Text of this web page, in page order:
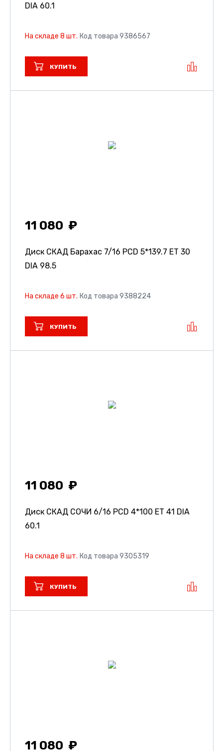
DIA 60.1
На складе 8 шт. Код товара 9386567
КУПИТЬ
11 080
Диск СКАД Барахас 7/16 PCD 5*139.7 ET 30
DIA 98.5
На складе 6 шт. Код товара 9388224
КУПИТЬ
11 080
Диск СКАД СОЧИ 6/16 PCD 4*100 ET 41 DIA
60.1
На складе 8 шт. Код товара 9305319
КУПИТЬ
11 080